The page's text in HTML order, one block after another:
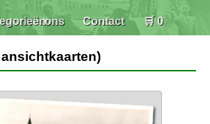
ons Contact 🛒 0